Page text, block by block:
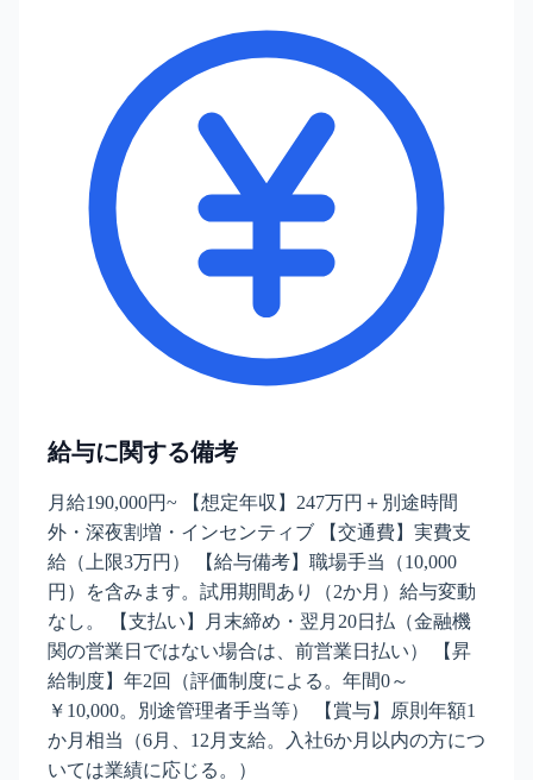
給与に関する備考
月給190,000円~ 【想定年収】247万円＋別途時間
外・深夜割増・インセンティブ 【交通費】実費支
給（上限3万円） 【給与備考】職場手当（10,000
円）を含みます。試用期間あり（2か月）給与変動
なし。 【支払い】月末締め・翌月20日払（金融機
関の営業日ではない場合は、前営業日払い） 【昇
給制度】年2回（評価制度による。年間0～
￥10,000。別途管理者手当等） 【賞与】原則年額1
か月相当（6月、12月支給。入社6か月以内の方につ
いては業績に応じる。）